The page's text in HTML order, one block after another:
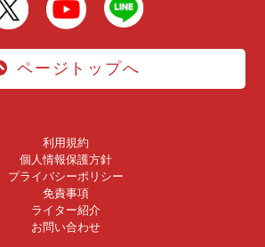
ページトップへ
利用規約
個人情報保護方針
プライバシーポリシー
免責事項
ライター紹介
お問い合わせ